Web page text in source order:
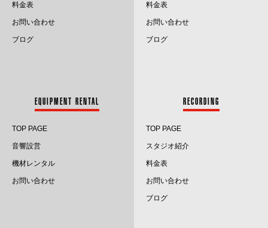
2023.4
2022.12
2022.10
2022.9
料金表
お問い合わせ
ブログ
料金表
お問い合わせ
ブログ
EQUIPMENT RENTAL
TOP PAGE
音響設営
機材レンタル
お問い合わせ
RECORDING
TOP PAGE
スタジオ紹介
料金表
お問い合わせ
ブログ